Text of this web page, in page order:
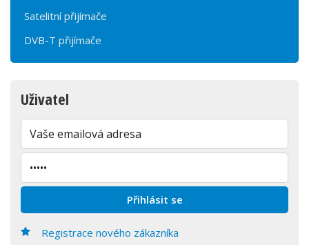
Satelitní přijímače
DVB-T přijímače
Uživatel
Registrace nového zákazníka